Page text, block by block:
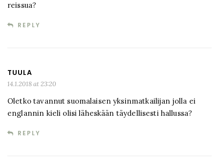
reissua?
REPLY
TUULA
14.1.2018 at 23:20
Oletko tavannut suomalaisen yksinmatkailijan jolla ei
englannin kieli olisi läheskään täydellisesti hallussa?
REPLY